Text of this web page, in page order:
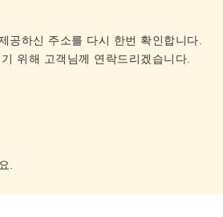
공하신 주소를 다시 한번 확인합니다.
위해 고객님께 연락드리겠습니다.
.